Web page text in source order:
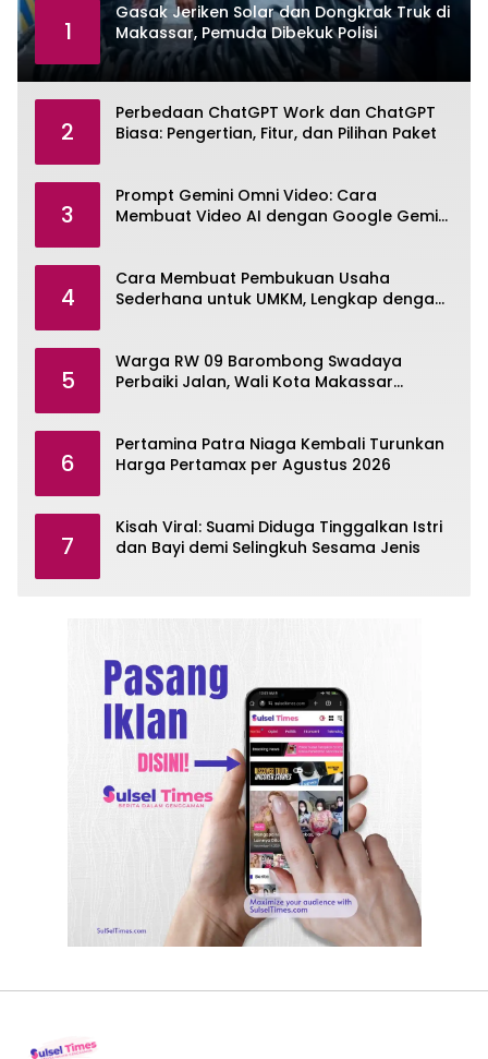
1
Gasak Jeriken Solar dan Dongkrak Truk di
Makassar, Pemuda Dibekuk Polisi
2
Perbedaan ChatGPT Work dan ChatGPT
Biasa: Pengertian, Fitur, dan Pilihan Paket
3
Prompt Gemini Omni Video: Cara
Membuat Video AI dengan Google Gemini
4
Cara Membuat Pembukuan Usaha
Sederhana untuk UMKM, Lengkap dengan
5
Warga RW 09 Barombong Swadaya
Perbaiki Jalan, Wali Kota Makassar
6
Pertamina Patra Niaga Kembali Turunkan
Harga Pertamax per Agustus 2026
7
Kisah Viral: Suami Diduga Tinggalkan Istri
dan Bayi demi Selingkuh Sesama Jenis